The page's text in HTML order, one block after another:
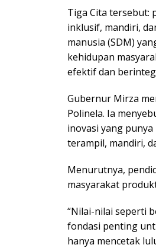
Tiga Cita tersebut:
inklusif, mandiri,
manusia (SDM)
kehidupan
efektif dan
Gubernur Mirza
Polinela. Ia
inovasi yang
terampil, mandiri,
Menurutnya,
masyarakat
“Nilai-nilai seperti
fondasi penting
hanya mencetak